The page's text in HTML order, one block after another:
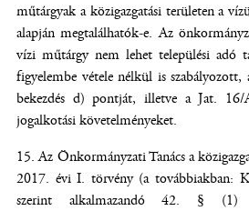
műtárgyak a közigazgatási területen a
alapján megtalálhatók-e. Az
vízi műtárgy nem lehet települési adó
figyelembe vétele nélkül is
bekezdés d) pontját, illetve a Jat.
jogalkotási követelményeket.
Az Önkormányzati Tanács a
2017. évi I. törvény (a továbbiakban:
szerint alkalmazandó 42. § (1)